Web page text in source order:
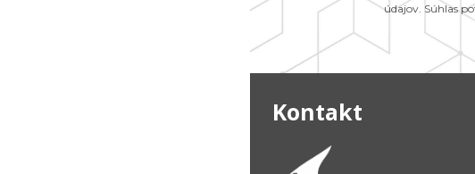
údajov. Súhlas
Kontakt